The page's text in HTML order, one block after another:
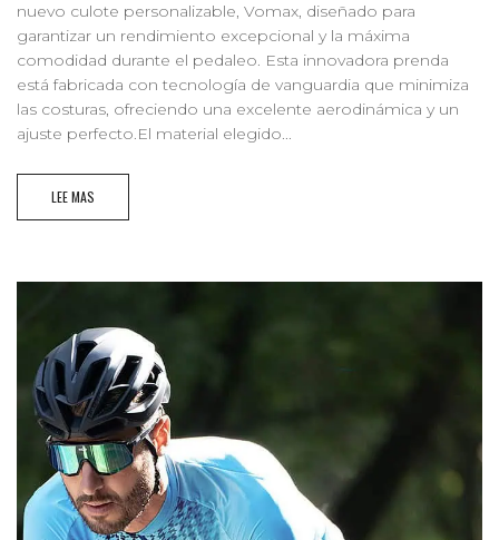
nuevo culote personalizable, Vomax, diseñado para
garantizar un rendimiento excepcional y la máxima
comodidad durante el pedaleo. Esta innovadora prenda
está fabricada con tecnología de vanguardia que minimiza
las costuras, ofreciendo una excelente aerodinámica y un
ajuste perfecto.El material elegido...
LEE MAS